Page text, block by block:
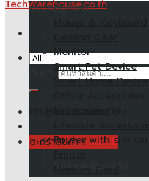
ตะกร้าสินค้า /0.00฿
ไม่มีสินค้าในตะกร้า
หมวดหมู่สินค้า
Monitor
Smart Pet Device
Smart Home Device
Router with sim card
Memory Card